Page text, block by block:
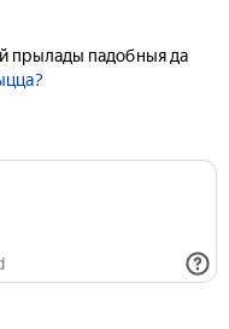
прылады падобныя да